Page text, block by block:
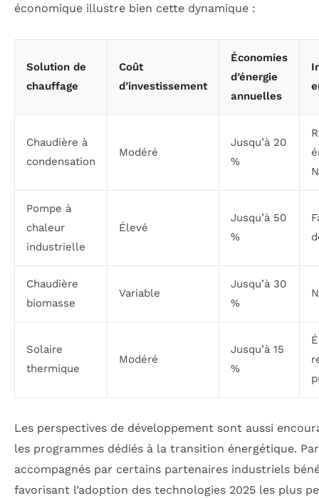
économique illustre bien cette dynamique :
Solution de
chauffage
Coût
d’investissement
Économies
d’énergie
annuelles
Chaudière à
condensation
Modéré
Jusqu’à 20
%
Pompe à
chaleur
industrielle
Élevé
Jusqu’à 50
%
Chaudière
biomasse
Variable
Jusqu’à 30
%
Solaire
thermique
Modéré
Jusqu’à 15
%
Les perspectives de développement sont aussi
les programmes dédiés à la transition énergétique.
accompagnés par certains partenaires industriels
favorisant l’adoption des technologies 2025 les plus